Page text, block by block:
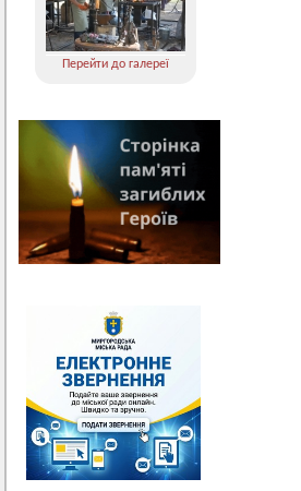
Перейти до галереї